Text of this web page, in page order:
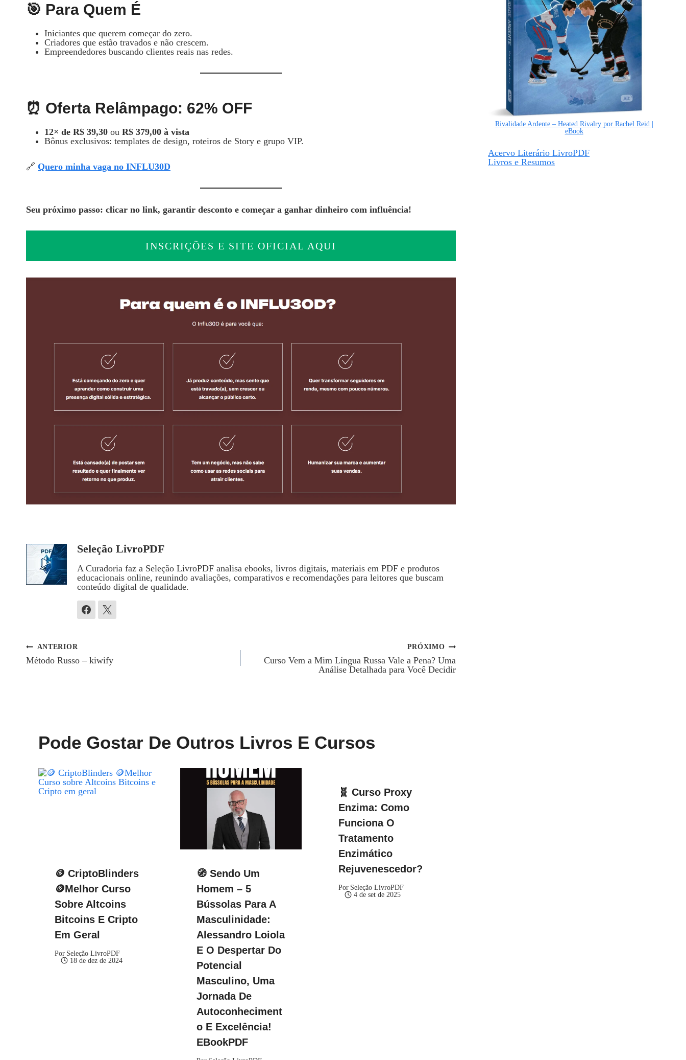
🎯 Para Quem É
Iniciantes que querem começar do zero.
Criadores que estão travados e não crescem.
Empreendedores buscando clientes reais nas redes.
⏰ Oferta Relâmpago: 62% OFF
12× de R$ 39,30 ou R$ 379,00 à vista
Bônus exclusivos: templates de design, roteiros de Story e grupo VIP.
🔗 Quero minha vaga no INFLU30D
Seu próximo passo: clicar no link, garantir desconto e começar a ganhar dinheiro com influência!
INSCRIÇÕES E SITE OFICIAL AQUI
Seleção LivroPDF
A Curadoria faz a Seleção LivroPDF analisa ebooks, livros digitais, materiais em PDF e produtos
educacionais online, reunindo avaliações, comparativos e recomendações para leitores que buscam
conteúdo digital de qualidade.
Navegação
ANTERIOR
Método Russo – kiwify
PRÓXIMO
Curso Vem a Mim Língua Russa Vale a Pena? Uma
Análise Detalhada para Você Decidir
Pode Gostar De Outros Livros E Cursos
🪙 CriptoBlinders
🪙Melhor Curso
Sobre Altcoins
Bitcoins E Cripto
Em Geral
Por Seleção LivroPDF
18 de dez de 2024
🧭 Sendo Um
Homem – 5
Bússolas Para A
Masculinidade:
Alessandro Loiola
E O Despertar Do
Potencial
Masculino, Uma
Jornada De
Autoconheciment
O E Excelência!
EBookPDF
🧬 Curso Proxy
Enzima: Como
Funciona O
Tratamento
Enzimático
Rejuvenescedor?
Por Seleção LivroPDF
4 de set de 2025
Rivalidade Ardente – Heated Rivalry por Rachel Reid |
eBook
Acervo Literário LivroPDF
Livros e Resumos